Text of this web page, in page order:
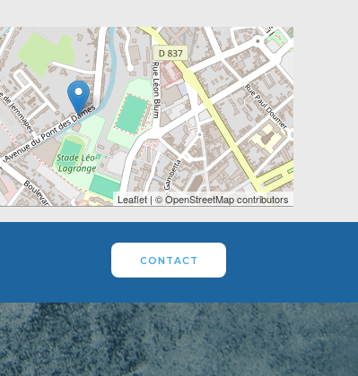
Leaflet | ©OpenStreetMapcontributors
CONTACT